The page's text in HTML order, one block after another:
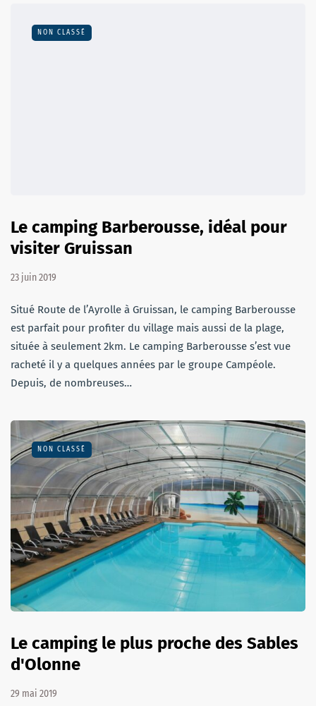
NON CLASSÉ
Le camping Barberousse, idéal pour
visiter Gruissan
23 juin 2019
Situé Route de l’Ayrolle à Gruissan, le camping Barberousse
est parfait pour profiter du village mais aussi de la plage,
située à seulement 2km. Le camping Barberousse s’est vue
racheté il y a quelques années par le groupe Campéole.
Depuis, de nombreuses…
NON CLASSÉ
Le camping le plus proche des Sables
d'Olonne
29 mai 2019